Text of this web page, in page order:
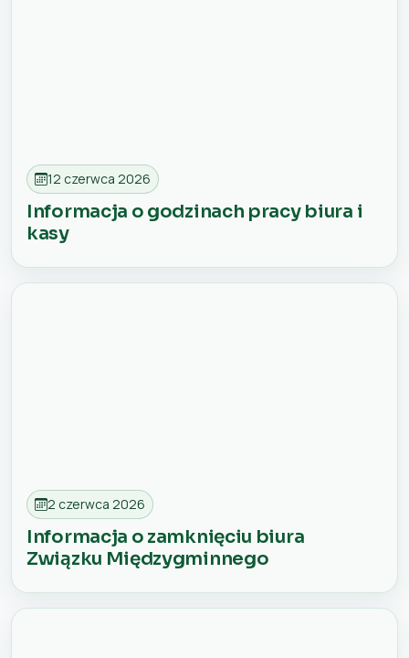
12 czerwca 2026
Informacja o godzinach pracy biura i
kasy
2 czerwca 2026
Informacja o zamknięciu biura
Związku Międzygminnego